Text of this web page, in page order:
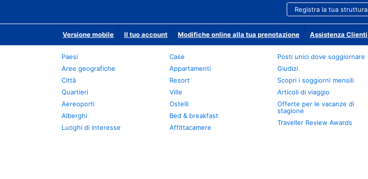
Registra la tua struttura
Versione mobile Il tuo account Modifiche online alla tua prenotazione Assistenza Clienti
Paesi
Aree geografiche
Città
Quartieri
Aereoporti
Alberghi
Luoghi di interesse
Case
Appartamenti
Resort
Ville
Ostelli
Bed & breakfast
Affittacamere
Posti unici dove soggiornare
Giudizi
Scopri i soggiorni mensili
Articoli di viaggio
Offerte per le vacanze di
stagione
Traveller Review Awards